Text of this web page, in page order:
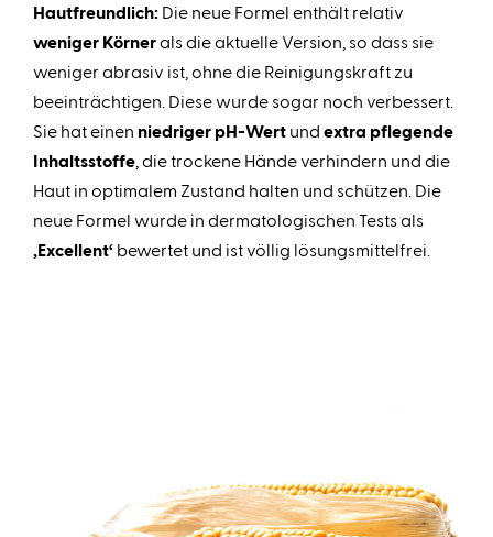
Hautfreundlich: Die neue Formel enthält relativ
weniger Körnerals die aktuelle Version, so dass sie
weniger abrasiv ist, ohne die Reinigungskraft zu
beeinträchtigen. Diese wurde sogar noch verbessert.
Sie hat einen niedriger pH-Wert und extra pflegende
Inhaltsstoffe , die trockene Hände verhindern und die
Haut in optimalem Zustand halten und schützen. Die
neue Formel wurde in dermatologischen Tests als
‚Excellent‘ bewertet und ist völlig lösungsmittelfrei.